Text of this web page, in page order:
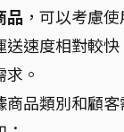
品 ，可以考慮
送速度相對較
。
商品類別和顧